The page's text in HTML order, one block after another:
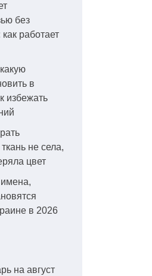
без
работает
в
избежать
не села,
цвет
в 2026
на август